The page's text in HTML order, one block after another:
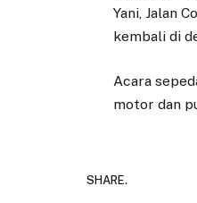
Yani, Jalan
kembali di
Acara
motor dan
SHARE.